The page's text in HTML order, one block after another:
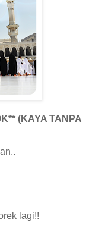
(KAYA TANPA
lagi!!